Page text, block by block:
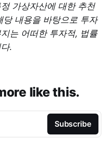
가상자산에 대한 추천
내용을 바탕으로 투자
는 어떠한 투자적, 법률
.
like this.
Subscribe